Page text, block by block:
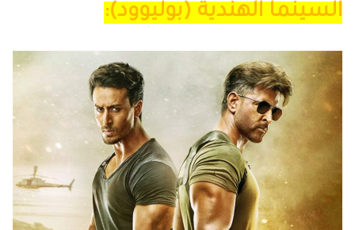
السينما الهندية (بوليوود):